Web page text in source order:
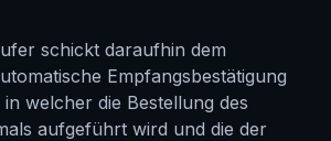
schickt daraufhin dem
Empfangsbestätigung
welcher die Bestellung des
aufgeführt wird und die der